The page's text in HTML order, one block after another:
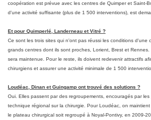
coopération est prévue avec les centres de Quimper et Saint-
d'une activité suffisante (plus de 1 500 interventions), est
Et pour Quimperlé, Landerneau et Vitré ?
Ce sont les trois sites qui n'ont pas réussi les conditions d'une
grands centres dont ils sont proches, Lorient, Brest et
sera maintenue. Pour le reste, ils doivent redevenir attractifs
chirurgiens et assurer une activité minimale de 1 500
Loudéac, Dinan et Guingamp ont trouvé des solutions ?
Oui. Elles passent par des regroupements, encouragés par
technique régional sur la chirurgie. Pour Loudéac, on
le plateau chirurgical soit regroupé à Noyal-Pontivy, en 2009-